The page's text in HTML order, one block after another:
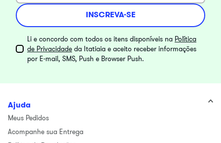
INSCREVA-SE
Li e concordo com todos os itens disponíveis na Política
de Privacidade da Itatiaia e aceito receber informações
por E-mail, SMS, Push e Browser Push.
Ajuda
Meus Pedidos
Acompanhe sua Entrega